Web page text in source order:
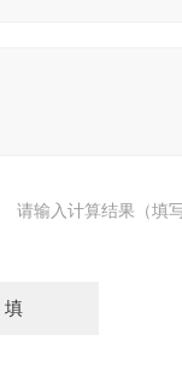
请输入计算结果（填